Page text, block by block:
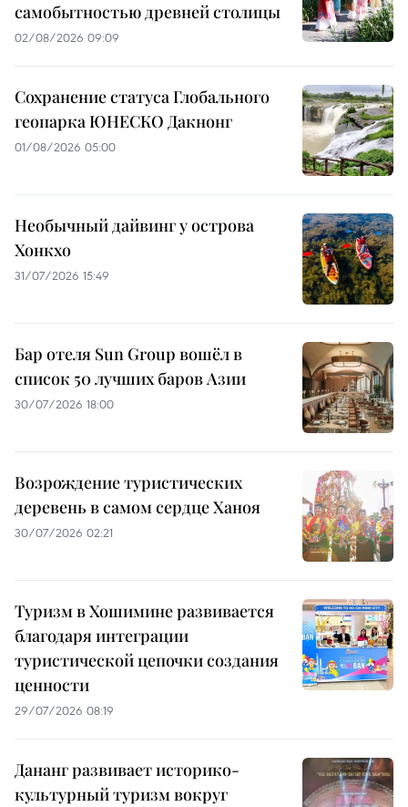
самобытностью древней столицы
02/08/2026 09:09
Сохранение статуса Глобального
геопарка ЮНЕСКО Дакнонг
01/08/2026 05:00
Необычный дайвинг у острова
Хонкхо
31/07/2026 15:49
Бар отеля Sun Group вошёл в
список 50 лучших баров Азии
30/07/2026 18:00
Возрождение туристических
деревень в самом сердце Ханоя
30/07/2026 02:21
Туризм в Хошимине развивается
благодаря интеграции
туристической цепочки создания
ценности
29/07/2026 08:19
Дананг развивает историко-
культурный туризм вокруг